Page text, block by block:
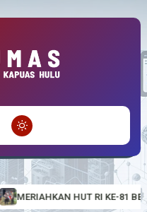
“BERDAULAT, ADIL